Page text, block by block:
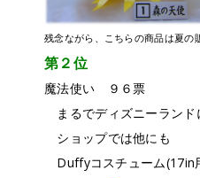
残念ながら、こちらの商品は夏の
第２位
魔法使い ９６票
まるでディズニーランド
ショップでは他にも
Duffyコスチューム(17in